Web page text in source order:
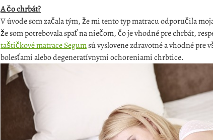
A čo chrbát?
V úvode som začala tým, že mi tento typ matracu odporučila
že som potrebovala spať na niečom, čo je vhodné pre chrbát,
taštičkové matrace Segumsú vyslovene zdravotné a vhodné pre
bolesťami alebo degeneratívnymi ochoreniami chrbtice.